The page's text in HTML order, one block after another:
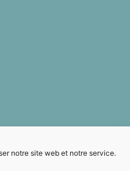
notre site web et notre service.